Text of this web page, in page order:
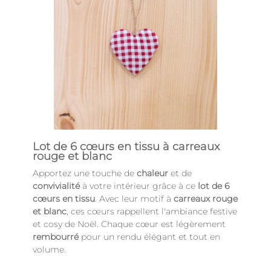
Lot de 6 cœurs en tissu à carreaux
rouge et blanc
Apportez une touche de chaleur et de
convivialitéà votre intérieur grâce à ce lot de 6
cœurs en tissu. Avec leur motif à carreaux rouge
et blanc, ces cœurs rappellent l'ambiance festive
et cosy de Noël. Chaque cœur est légèrement
rembourrépour un rendu élégant et tout en
volume.